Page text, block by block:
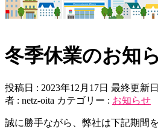
冬季休業のお知
投稿日 : 2023年12月17日 最終更新
者 : netz-oita カテゴリー : お知らせ
誠に勝手ながら、弊社は下記期間